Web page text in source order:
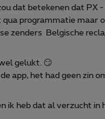
dat betekenen dat PX
programmatie maar
zenders Belgische
gelukt. 😏
app, het had geen zin
ik heb dat al verzucht in